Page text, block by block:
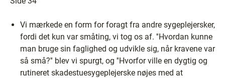
Vi mærkede en form for foragt fra andre sygeplejersker,
fordi det kun var småting, vi tog os af. ''Hvordan kunne
man bruge sin faglighed og udvikle sig, når kravene var
så små?'' blev vi spurgt, og ''Hvorfor ville en dygtig og
rutineret skadestuesygeplejerske nøjes med at